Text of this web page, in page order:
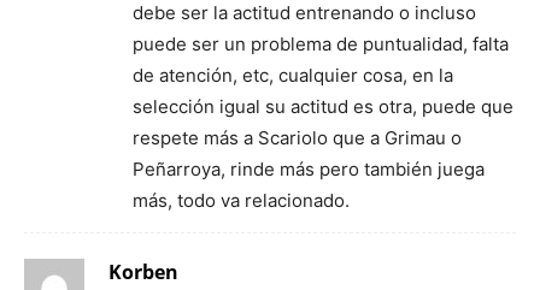
debe ser la actitud entrenando o incluso
puede ser un problema de puntualidad, falta
de atención, etc, cualquier cosa, en la
selección igual su actitud es otra, puede que
respete más a Scariolo que a Grimau o
Peñarroya, rinde más pero también juega
más, todo va relacionado.
Korben